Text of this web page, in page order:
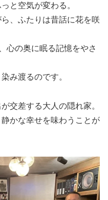
と空気が変わる。
、ふたりは昔話に花を咲
心の奥に眠る記憶をやさ
み渡るのです。
交差する大人の隠れ家。
かな幸せを味わうことが